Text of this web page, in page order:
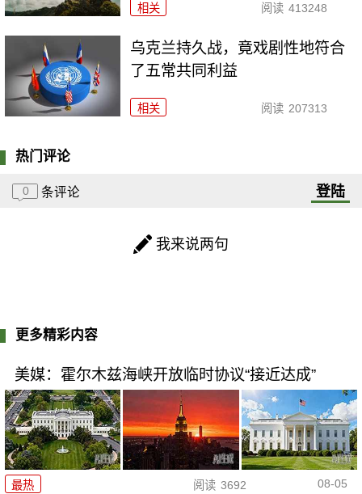
相关 阅读 413248
乌克兰持久战，竟戏剧性地符合
了五常共同利益
相关 阅读 207313
热门评论
0 条评论 登陆
我来说两句
更多精彩内容
美媒：霍尔木兹海峡开放临时协议“接近达成”
最热 阅读 3692 08-05